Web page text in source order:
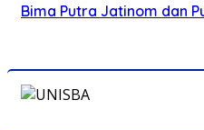
Bima Putra Jatinom dan